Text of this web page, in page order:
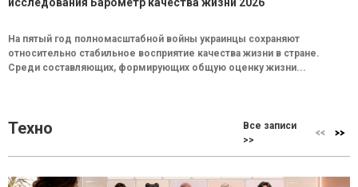
На пятый год полномасштабной войны украинцы сохраняют
относительно стабильное восприятие качества жизни в стране.
Среди составляющих, формирующих общую оценку жизни...
Техно
Все записи
>>